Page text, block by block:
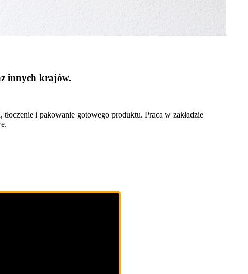
innych krajów.
i pakowanie gotowego produktu. Praca w zakładzie